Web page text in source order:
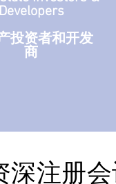
投资者和开发
商
深注册